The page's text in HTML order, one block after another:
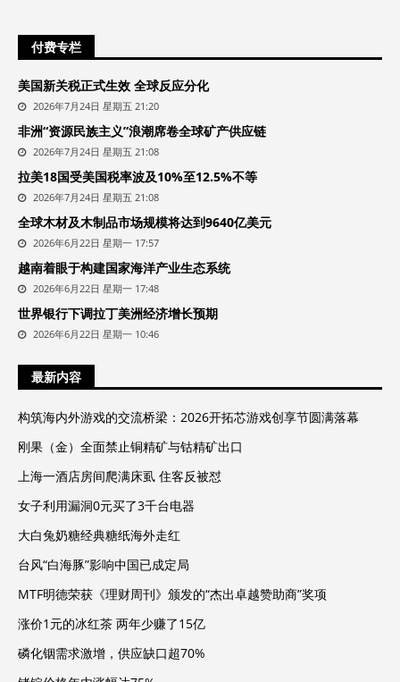
付费专栏
美国新关税正式生效 全球反应分化
2026年7月24日 星期五 21:20
非洲“资源民族主义”浪潮席卷全球矿产供应链
2026年7月24日 星期五 21:08
拉美18国受美国税率波及10%至12.5%不等
2026年7月24日 星期五 21:08
全球木材及木制品市场规模将达到9640亿美元
2026年6月22日 星期一 17:57
越南着眼于构建国家海洋产业生态系统
2026年6月22日 星期一 17:48
世界银行下调拉丁美洲经济增长预期
2026年6月22日 星期一 10:46
最新内容
构筑海内外游戏的交流桥梁：2026开拓芯游戏创享节圆满落幕
刚果（金）全面禁止铜精矿与钴精矿出口
上海一酒店房间爬满床虱 住客反被怼
女子利用漏洞0元买了3千台电器
大白兔奶糖经典糖纸海外走红
台风“白海豚”影响中国已成定局
MTF明德荣获《理财周刊》颁发的“杰出卓越赞助商”奖项
涨价1元的冰红茶 两年少赚了15亿
磷化铟需求激增，供应缺口超70%